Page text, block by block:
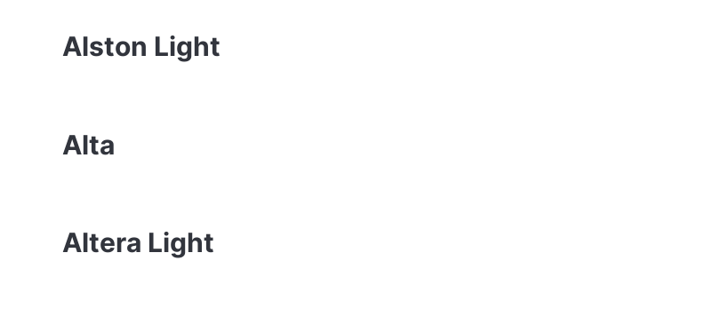
Alston Light
Alta
Altera Light